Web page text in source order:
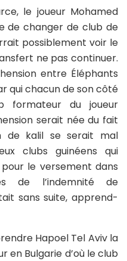
le joueur Mohamed
de changer de club de
possiblement voir le
ne pas continuer.
entre Éléphants
qui chacun de son côté
formateur du joueur
serait née du fait
de kalil se serait mal
clubs guinéens qui
le versement dans
de l’indemnité de
sans suite, apprend-
Hapoel Tel Aviv la
en Bulgarie d’où le club